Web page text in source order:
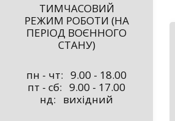
ТИМЧАСОВИЙ
РЕЖИМ РОБОТИ (НА
ПЕРІОД ВОЄННОГО
СТАНУ)
пн - чт: 9.00 - 18.00
пт - сб: 9.00 - 17.00
нд: вихідний